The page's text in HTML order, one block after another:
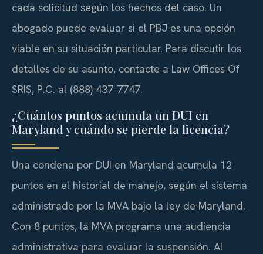
cada solicitud según los hechos del caso. Un
abogado puede evaluar si el PBJ es una opción
viable en su situación particular. Para discutir los
detalles de su asunto, contacte a Law Offices Of
SRIS, P.C. al (888) 437-7747.
¿Cuántos puntos acumula un DUI en
Maryland y cuándo se pierde la licencia?
Una condena por DUI en Maryland acumula 12
puntos en el historial de manejo, según el sistema
administrado por la MVA bajo la ley de Maryland.
Con 8 puntos, la MVA programa una audiencia
administrativa para evaluar la suspensión. Al